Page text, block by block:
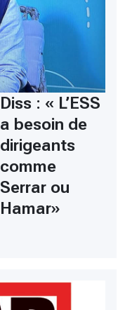
Diss : « L’ESS
a besoin de
dirigeants
comme
Serrar ou
Hamar»